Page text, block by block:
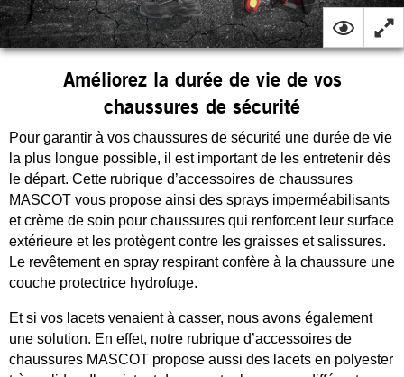
Améliorez la durée de vie de vos
chaussures de sécurité
Pour garantir à vos chaussures de sécurité une durée de vie
la plus longue possible, il est important de les entretenir dès
le départ. Cette rubrique d’accessoires de chaussures
MASCOT vous propose ainsi des sprays imperméabilisants
et crème de soin pour chaussures qui renforcent leur surface
extérieure et les protègent contre les graisses et salissures.
Le revêtement en spray respirant confère à la chaussure une
couche protectrice hydrofuge.
Et si vos lacets venaient à casser, nous avons également
une solution. En effet, notre rubrique d’accessoires de
chaussures MASCOT propose aussi des lacets en polyester